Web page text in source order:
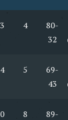
3 4
80-
32
4 5
69-
43
0 8
89-